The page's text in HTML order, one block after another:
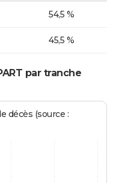
54,5 %
45,5 %
par tranche
décès (source :